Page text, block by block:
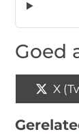
Goed
X